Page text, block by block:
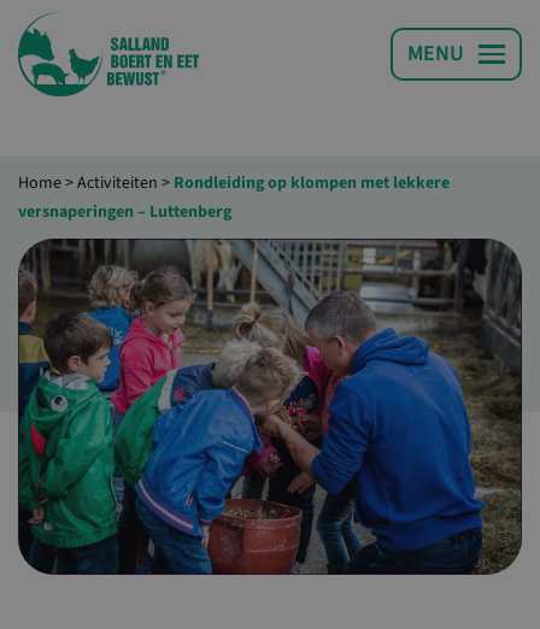
Home>Activiteiten > Rondleiding op klompen met lekkere
versnaperingen – Luttenberg